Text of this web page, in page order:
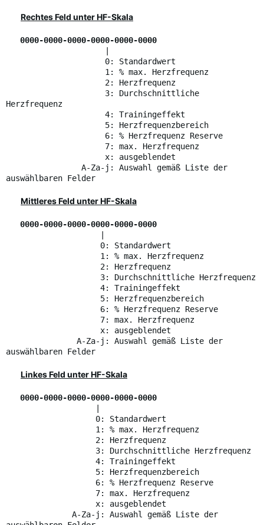
Rechtes Feld unter HF-Skala
0000-0000-0000-0000-0000-0000
0: Standardwert
1: % max. Herzfrequenz
2: Herzfrequenz
3: Durchschnittliche
Herzfrequenz
4: Trainingeffekt
5: Herzfrequenzbereich
6: % Herzfrequenz Reserve
7: max. Herzfrequenz
x: ausgeblendet
A-Za-j: Auswahl gemäß Liste der
auswählbaren Felder
Mittleres Feld unter HF-Skala
0000-0000-0000-0000-0000-0000
0: Standardwert
1: % max. Herzfrequenz
2: Herzfrequenz
3: Durchschnittliche Herzfrequenz
4: Trainingeffekt
5: Herzfrequenzbereich
6: % Herzfrequenz Reserve
7: max. Herzfrequenz
x: ausgeblendet
A-Za-j: Auswahl gemäß Liste der
auswählbaren Felder
Linkes Feld unter HF-Skala
0000-0000-0000-0000-0000-0000
0: Standardwert
1: % max. Herzfrequenz
2: Herzfrequenz
3: Durchschnittliche Herzfrequenz
4: Trainingeffekt
5: Herzfrequenzbereich
6: % Herzfrequenz Reserve
7: max. Herzfrequenz
x: ausgeblendet
A-Za-j: Auswahl gemäß Liste der